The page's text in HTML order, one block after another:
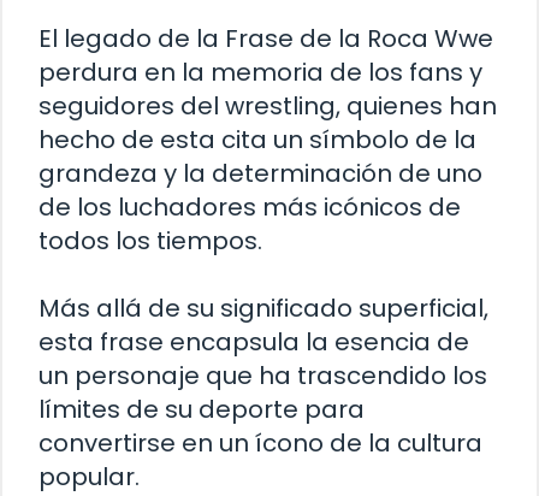
El legado de la Frase de la Roca Wwe
perdura en la memoria de los fans y
seguidores del wrestling, quienes han
hecho de esta cita un símbolo de la
grandeza y la determinación de uno
de los luchadores más icónicos de
todos los tiempos.
Más allá de su significado superficial,
esta frase encapsula la esencia de
un personaje que ha trascendido los
límites de su deporte para
convertirse en un ícono de la cultura
popular.